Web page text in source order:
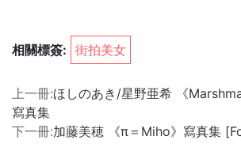
相關標簽: 街拍美女
上一冊:ほしのあき/星野亜希 《
寫真集
下一冊:加藤美穂 《π＝Miho》寫真集